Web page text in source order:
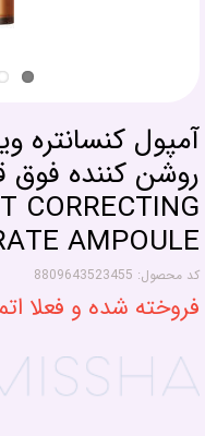
آمپول
CORRECTING
AMPOULE
کد محصول: 8809643523455
فروخته شده و فعلا